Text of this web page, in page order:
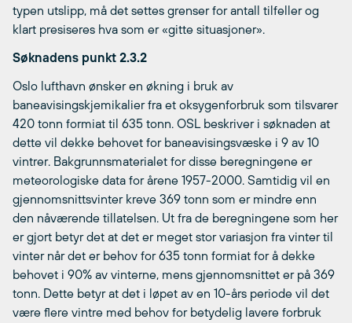
typen utslipp, må det settes grenser for antall tilfeller og
klart presiseres hva som er «gitte situasjoner».
Søknadens punkt 2.3.2
Oslo lufthavn ønsker en økning i bruk av
baneavisingskjemikalier fra et oksygenforbruk som tilsvarer
420 tonn formiat til 635 tonn. OSL beskriver i søknaden at
dette vil dekke behovet for baneavisingsvæske i 9 av 10
vintrer. Bakgrunnsmaterialet for disse beregningene er
meteorologiske data for årene 1957-2000. Samtidig vil en
gjennomsnittsvinter kreve 369 tonn som er mindre enn
den nåværende tillatelsen. Ut fra de beregningene som her
er gjort betyr det at det er meget stor variasjon fra vinter til
vinter når det er behov for 635 tonn formiat for å dekke
behovet i 90% av vinterne, mens gjennomsnittet er på 369
tonn. Dette betyr at det i løpet av en 10-års periode vil det
være flere vintre med behov for betydelig lavere forbruk